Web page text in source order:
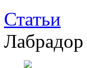
Статьи
Лабрадор